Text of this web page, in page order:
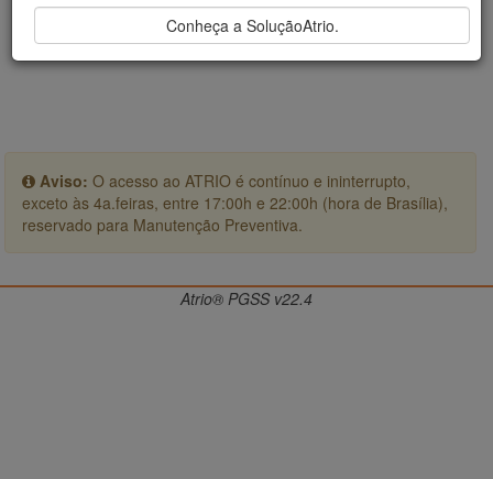
Aviso: O acesso ao ATRIO é contínuo e ininterrupto,
exceto às 4a.feiras, entre 17:00h e 22:00h (hora de Brasília),
reservado para Manutenção Preventiva.
Conheça a SoluçãoAtrio.
Atrio® PGSS v22.4